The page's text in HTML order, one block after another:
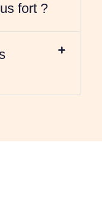
fort ?